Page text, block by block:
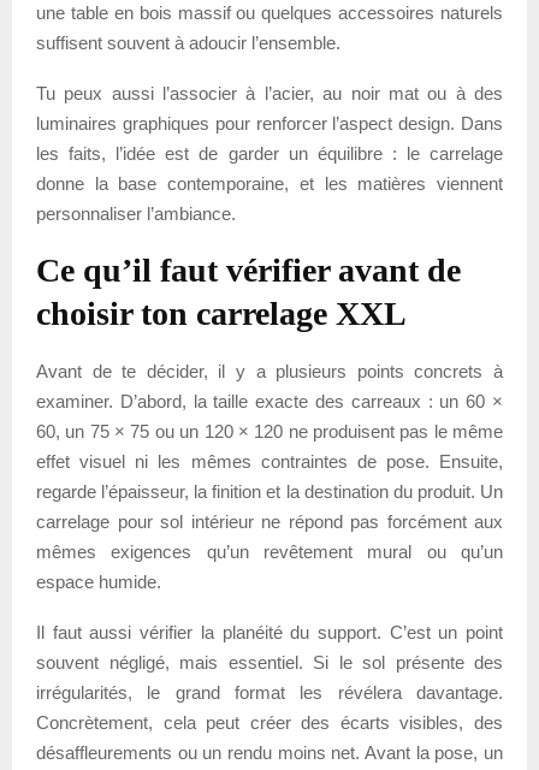
une table en bois massif ou quelques accessoires naturels
suffisent souvent à adoucir l’ensemble.
Tu peux aussi l’associer à l’acier, au noir mat ou à des
luminaires graphiques pour renforcer l’aspect design. Dans
les faits, l’idée est de garder un équilibre : le carrelage
donne la base contemporaine, et les matières viennent
personnaliser l’ambiance.
Ce qu’il faut vérifier avant de
choisir ton carrelage XXL
Avant de te décider, il y a plusieurs points concrets à
examiner. D’abord, la taille exacte des carreaux : un 60 ×
60, un 75 × 75 ou un 120 × 120 ne produisent pas le même
effet visuel ni les mêmes contraintes de pose. Ensuite,
regarde l’épaisseur, la finition et la destination du produit. Un
carrelage pour sol intérieur ne répond pas forcément aux
mêmes exigences qu’un revêtement mural ou qu’un
espace humide.
Il faut aussi vérifier la planéité du support. C’est un point
souvent négligé, mais essentiel. Si le sol présente des
irrégularités, le grand format les révélera davantage.
Concrètement, cela peut créer des écarts visibles, des
désaffleurements ou un rendu moins net. Avant la pose, un